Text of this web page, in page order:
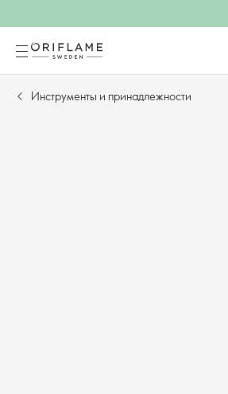
Инструменты и принадлежности